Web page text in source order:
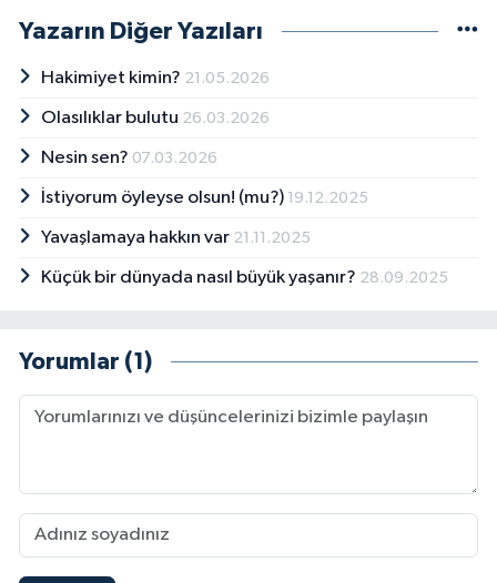
Yazarın Diğer Yazıları
Hakimiyet kimin? 21.05.2026
Olasılıklar bulutu 26.03.2026
Nesin sen? 07.03.2026
İstiyorum öyleyse olsun! (mu?) 19.12.2025
Yavaşlamaya hakkın var 21.11.2025
Küçük bir dünyada nasıl büyük yaşanır? 28.09.2025
Yorumlar (1)